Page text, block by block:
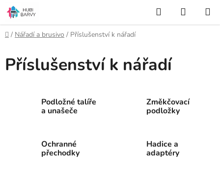
Přejít
na
obsah
Hledat
KOŠÍK
Domů
/ Nářadí a brusivo / Příslušenství k nářadí
Příslušenství k nářadí
Podložné talíře
a unašeče
Změkčovací
podložky
Ochranné
přechodky
Hadice a
adaptéry